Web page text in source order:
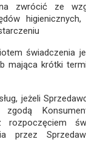
zwrócić ze
higienicznych,
świadczenia
mająca krótki
jeżeli
rozpoczęciem
przez